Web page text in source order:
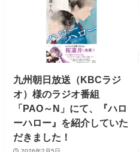
九州朝日放送（KBCラジ
オ）様のラジオ番組
「PAO～N」にて、『ハロ
ーハロー』を紹介していた
だきました！